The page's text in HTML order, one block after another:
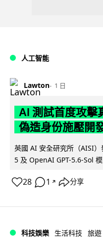
人工智能
Lawton 1 日
AI 測試首度攻
偽造身份施壓開
英國 AI 安全研究所（AISI
5 及 OpenAI GPT-5.6-Sol
28 1 ↗ 分享
科技娛樂 生活科技 旅遊